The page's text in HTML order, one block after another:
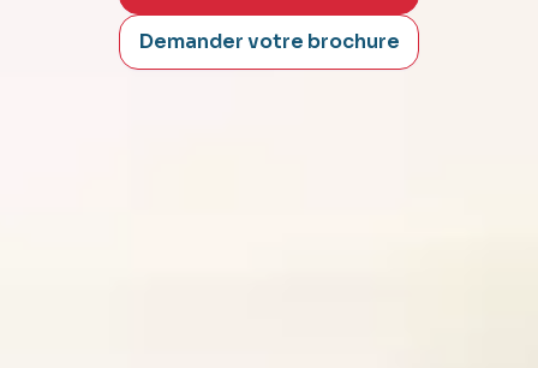
Demander votre brochure